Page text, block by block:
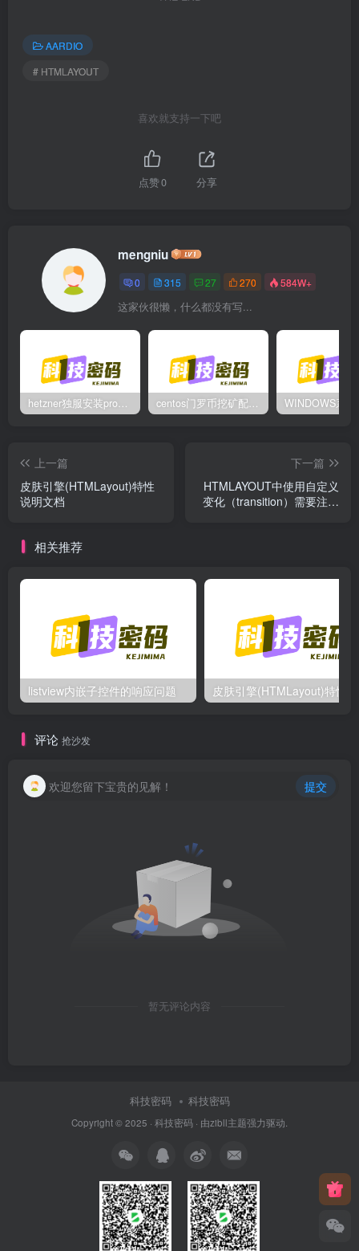
AARDIO
# HTMLAYOUT
喜欢就支持一下吧
点赞0 分享
mengniu
0 315 27 270 584W+
这家伙很懒，什么都没有写...
hetzner独服安装proxmox后，配置NAT网络（为单IP创建多个虚拟机做准备） centos门罗币挖矿配置过程
上一篇
皮肤引擎(HTMLayout)特性
说明文档
下一篇
HTMLAYOUT中使用自定义
变化（transition）需要注意
相关推荐
listview内嵌子控件的响应问题
评论 抢沙发
欢迎您留下宝贵的见解！ 提交
暂无评论内容
科技密码 科技密码
Copyright © 2025 · 科技密码 · 由zibll主题强力驱动.